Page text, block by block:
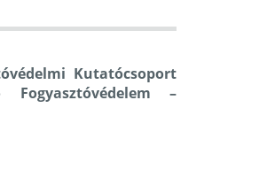
Kutatócsoport
–